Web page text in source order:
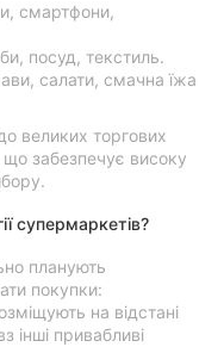
смартфони,
посуд, текстиль.
салати, смачна їжа
великих торгових
забезпечує високу
супермаркетів?
планують
покупки:
на відстані
інші привабливі